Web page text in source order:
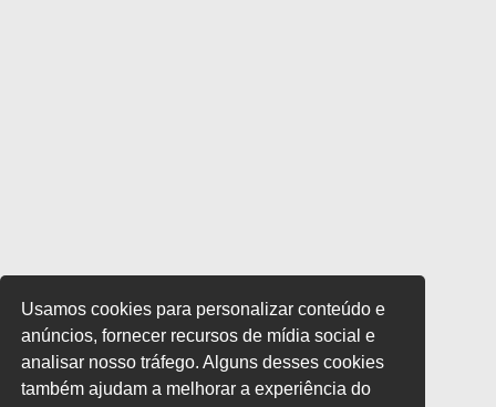
Usamos cookies para personalizar conteúdo e
anúncios, fornecer recursos de mídia social e
analisar nosso tráfego. Alguns desses cookies
também ajudam a melhorar a experiência do